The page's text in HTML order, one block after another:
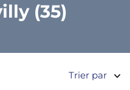
(35)
Trier par